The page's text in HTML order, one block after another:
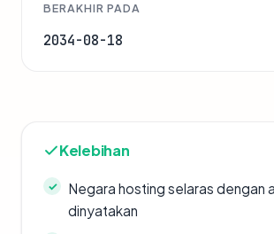
BERAKHIR PADA
2034-08-18
Kelebihan
Negara hosting selaras dengan
dinyatakan